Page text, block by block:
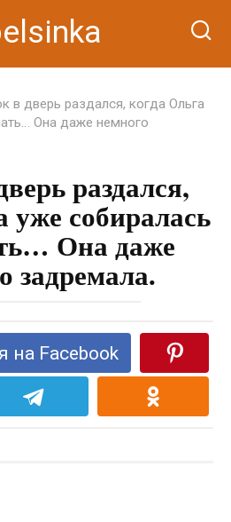
в дверь раздался, когда Ольга
Она даже немного
раздался,
уже собиралась
Она даже
задремала.
на Facebook